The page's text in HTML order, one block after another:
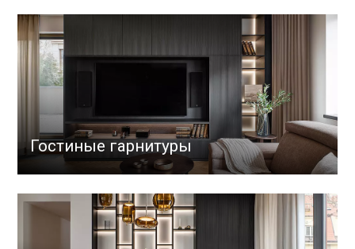
Гостиные гарнитуры